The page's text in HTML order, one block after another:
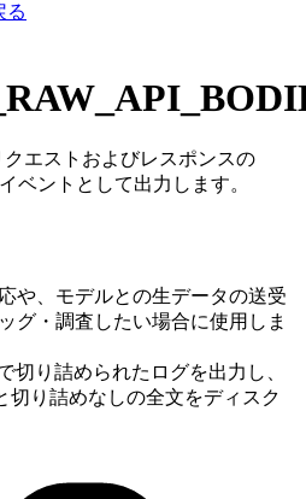
る
クエストおよびレスポンスの
ベントとして出力します。
や、モデルとの生データの送受
グ・調査したい場合に使用しま
切り詰められたログを出力し、
切り詰めなしの全文をディスク